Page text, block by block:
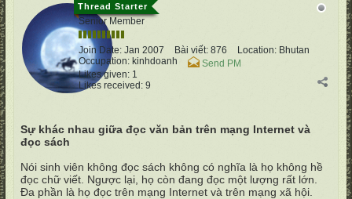
vertumnus
Senior Member
Join Date: Jan 2007 Bài viết: 876 Location: Bhutan
Occupation: kinhdoanh
Send PM
Likes given: 1
Likes received: 9
Sự khác nhau giữa đọc văn bản trên mạng Internet và
đọc sách
Nói sinh viên không đọc sách không có nghĩa là họ không hề
đọc chữ viết. Ngược lại, họ còn đang đọc một lượng rất lớn.
Đa phần là họ đọc trên mạng Internet và trên mạng xã hội.